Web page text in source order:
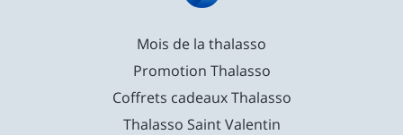
Mois de la thalasso
Promotion Thalasso
Coffrets cadeaux Thalasso
Thalasso Saint Valentin